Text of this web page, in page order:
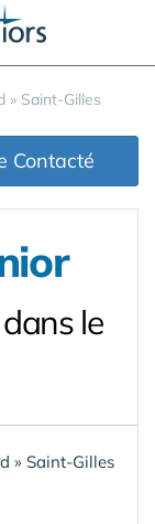
» Saint-Gilles
Contacté
le
» Saint-Gilles